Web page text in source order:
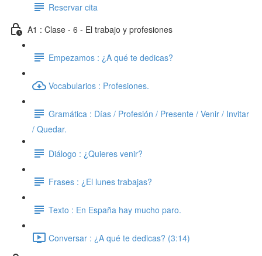
Reservar cita
A1 : Clase - 6 - El trabajo y profesiones
Empezamos : ¿A qué te dedicas?
Vocabularios : Profesiones.
Gramática : Días / Profesión / Presente / Venir / Invitar
/ Quedar.
Diálogo : ¿Quieres venir?
Frases : ¿El lunes trabajas?
Texto : En España hay mucho paro.
Conversar : ¿A qué te dedicas? (3:14)